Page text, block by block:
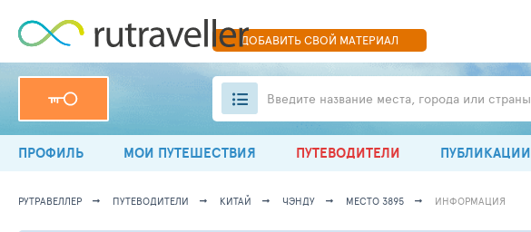
ДОБАВИТЬСВОЙ МАТЕРИАЛ
Введите название места, города или страны
ПРОФИЛЬ МОИ ПУТЕШЕСТВИЯ ПУТЕВОДИТЕЛИ ПУБЛИКАЦИИ
РУТРАВЕЛЛЕР ПУТЕВОДИТЕЛИ КИТАЙ ЧЭНДУ МЕСТО 3895 ИНФОРМАЦИЯ